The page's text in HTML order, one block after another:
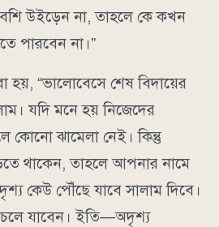
উইড়েন না, তাহলে কে কখন
পারবেন না।”
হয়, “ভালোবেসে শেষ বিদায়ের
যদি মনে হয় নিজেদের
কোনো ঝামেলা নেই। কিন্তু
থাকেন, তাহলে আপনার নামে
কেউ পৌঁছে যাবে সালাম দিবে।
যাবেন। ইতি—অদৃশ্য